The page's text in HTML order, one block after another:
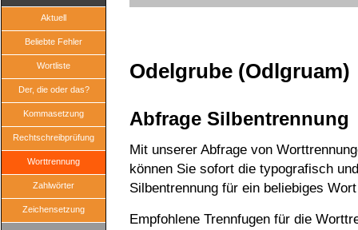
Aktuell
Beliebte Fehler
Wortliste
Der, die oder das?
Kommasetzung
Rechtschreibprüfung
Worttrennung
Zahlwörter
Zeichensetzung
Odelgrube (Odlgruam)
Abfrage Silbentrennung
Mit unserer Abfrage von
können Sie sofort die typografisch
Silbentrennung für ein beliebiges
Empfohlene Trennfugen für die